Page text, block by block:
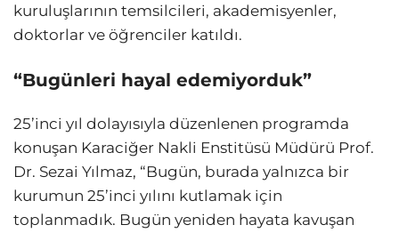
kuruluşlarının temsilcileri, akademisyenler,
doktorlar ve öğrenciler katıldı.
“Bugünleri hayal edemiyorduk”
25’inci yıl dolayısıyla düzenlenen programda
konuşan Karaciğer Nakli Enstitüsü Müdürü Prof.
Dr. Sezai Yılmaz, “Bugün, burada yalnızca bir
kurumun 25’inci yılını kutlamak için
toplanmadık. Bugün yeniden hayata kavuşan